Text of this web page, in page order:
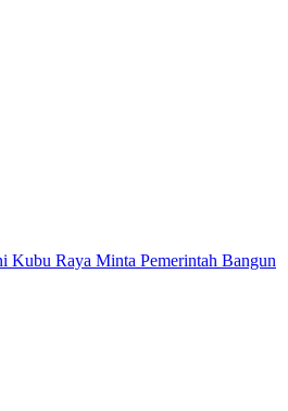
Kubu Raya Minta Pemerintah Bangun